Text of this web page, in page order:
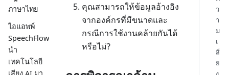
ภาษาไทย
ไอแอพพ์
SpeechFlow
นำ
เทคโนโลยี
คุณสามารถให้ข้อมูลอ้างอิง
จากองค์กรที่มีขนาดและ
กรณีการใช้งานคล้ายกันได้
หรือไม่?
ว
า
ม
เ
สี่
ย